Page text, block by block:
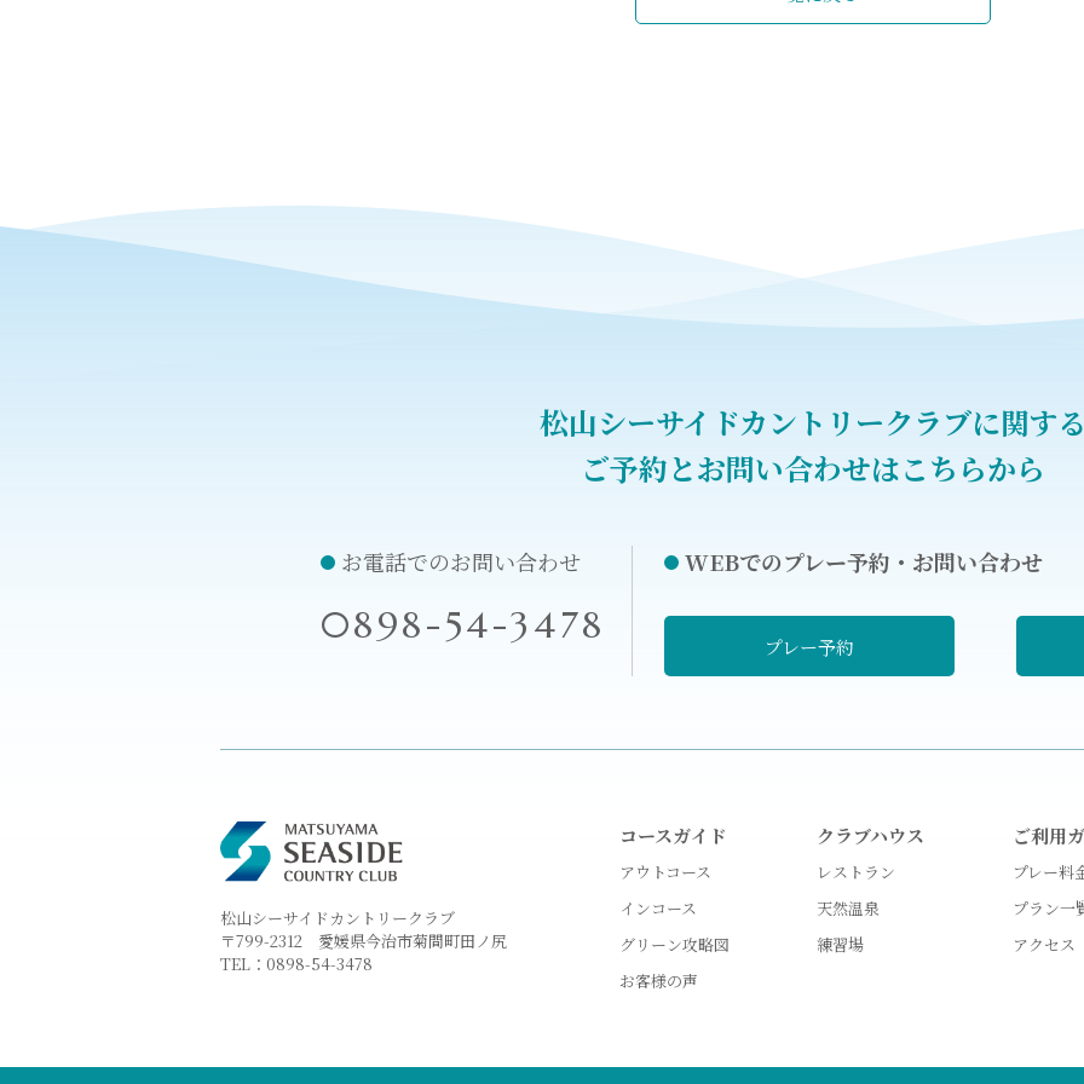
松山シーサイドカントリークラブに関す
ご予約とお問い合わせはこちらから
お電話でのお問い合わせ
0898-54-3478
WEBでのプレー予約・お問い合わせ
プレー予約
松山シーサイドカントリークラブ
〒799-2312 愛媛県今治市菊間町田ノ尻
TEL： 0898-54-3478
コースガイド
アウトコース
インコース
グリーン攻略図
お客様の声
クラブハウス
レストラン
天然温泉
練習場
ご利用
プレー料
プラン一
アクセス